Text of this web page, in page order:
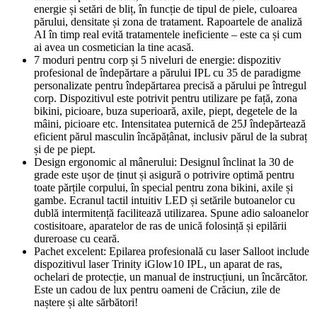
energie și setări de bliț, în funcție de tipul de piele, culoarea
părului, densitate și zona de tratament. Rapoartele de analiză
AI în timp real evită tratamentele ineficiente – este ca și cum
ai avea un cosmetician la tine acasă.
7 moduri pentru corp și 5 niveluri de energie: dispozitiv
profesional de îndepărtare a părului IPL cu 35 de paradigme
personalizate pentru îndepărtarea precisă a părului pe întregul
corp. Dispozitivul este potrivit pentru utilizare pe față, zona
bikini, picioare, buza superioară, axile, piept, degetele de la
mâini, picioare etc. Intensitatea puternică de 25J îndepărtează
eficient părul masculin încăpățânat, inclusiv părul de la subraț
și de pe piept.
Design ergonomic al mânerului: Designul înclinat la 30 de
grade este ușor de ținut și asigură o potrivire optimă pentru
toate părțile corpului, în special pentru zona bikini, axile și
gambe. Ecranul tactil intuitiv LED și setările butoanelor cu
dublă intermitență facilitează utilizarea. Spune adio saloanelor
costisitoare, aparatelor de ras de unică folosință și epilării
dureroase cu ceară.
Pachet excelent: Epilarea profesională cu laser Salloot include
dispozitivul laser Trinity iGlow10 IPL, un aparat de ras,
ochelari de protecție, un manual de instrucțiuni, un încărcător.
Este un cadou de lux pentru oameni de Crăciun, zile de
naștere și alte sărbători!